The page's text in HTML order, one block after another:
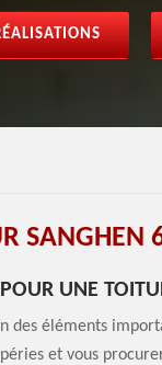
SANGHEN
UNE
des éléments
et vous